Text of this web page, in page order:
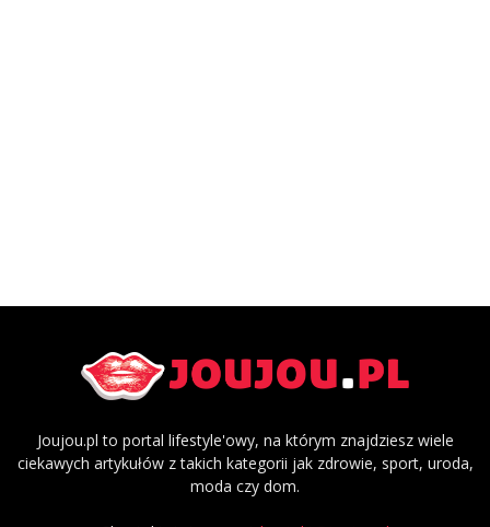
Joujou.pl to portal lifestyle'owy, na którym znajdziesz wiele
ciekawych artykułów z takich kategorii jak zdrowie, sport, uroda,
moda czy dom.